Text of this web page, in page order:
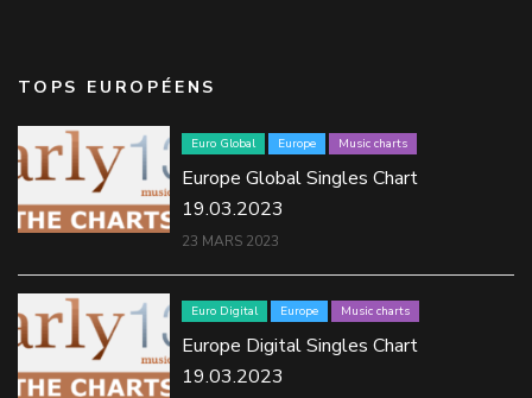
TOPS EUROPÉENS
Euro Global Europe Music charts
Europe Global Singles Chart
19.03.2023
23 MARS 2023
Euro Digital Europe Music charts
Europe Digital Singles Chart
19.03.2023